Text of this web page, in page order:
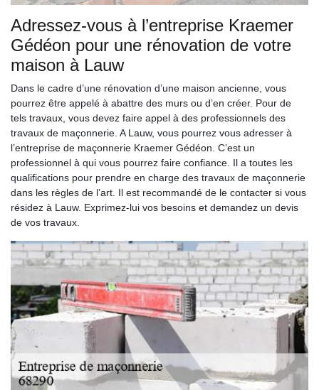
Adressez-vous à l’entreprise Kraemer
Gédéon pour une rénovation de votre
maison à Lauw
Dans le cadre d’une rénovation d’une maison ancienne, vous
pourrez être appelé à abattre des murs ou d’en créer. Pour de
tels travaux, vous devez faire appel à des professionnels des
travaux de maçonnerie. A Lauw, vous pourrez vous adresser à
l’entreprise de maçonnerie Kraemer Gédéon. C’est un
professionnel à qui vous pourrez faire confiance. Il a toutes les
qualifications pour prendre en charge des travaux de maçonnerie
dans les règles de l’art. Il est recommandé de le contacter si vous
résidez à Lauw. Exprimez-lui vos besoins et demandez un devis
de vos travaux.